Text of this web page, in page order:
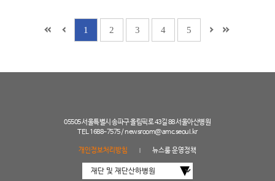
1 2 3 4 5
05505 서울특별시 송파구 올림픽로 43길 88 서울아산병원
TEL 1688-7575 /newsroom@amc.seoul.kr
개인정보처리방침 뉴스룸 운영정책